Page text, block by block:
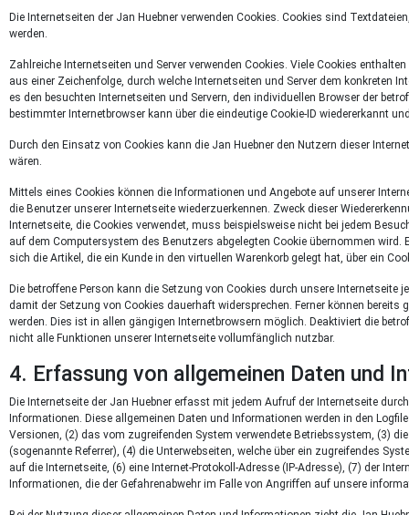
Die Internetseiten der Jan Huebner verwenden Cookies. Cookies sind
werden.
Zahlreiche Internetseiten und Server verwenden Cookies. Viele Cookies
aus einer Zeichenfolge, durch welche Internetseiten und Server dem konkreten
es den besuchten Internetseiten und Servern, den individuellen Browser der
bestimmter Internetbrowser kann über die eindeutige Cookie-ID wiedererkannt
Durch den Einsatz von Cookies kann die Jan Huebner den Nutzern dieser
wären.
Mittels eines Cookies können die Informationen und Angebote auf unserer
die Benutzer unserer Internetseite wiederzuerkennen. Zweck dieser
Internetseite, die Cookies verwendet, muss beispielsweise nicht bei jedem
auf dem Computersystem des Benutzers abgelegten Cookie übernommen wird.
sich die Artikel, die ein Kunde in den virtuellen Warenkorb gelegt hat, über ein
Die betroffene Person kann die Setzung von Cookies durch unsere
damit der Setzung von Cookies dauerhaft widersprechen. Ferner können
werden. Dies ist in allen gängigen Internetbrowsern möglich. Deaktiviert die
nicht alle Funktionen unserer Internetseite vollumfänglich nutzbar.
4. Erfassung von allgemeinen Daten und
Die Internetseite der Jan Huebner erfasst mit jedem Aufruf der Internetseite
Informationen. Diese allgemeinen Daten und Informationen werden in den
Versionen, (2) das vom zugreifenden System verwendete Betriebssystem, (3)
(sogenannte Referrer), (4) die Unterwebseiten, welche über ein zugreifendes
auf die Internetseite, (6) eine Internet-Protokoll-Adresse (IP-Adresse), (7) der
Informationen, die der Gefahrenabwehr im Falle von Angriffen auf unsere